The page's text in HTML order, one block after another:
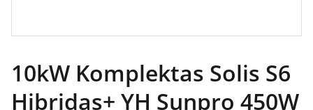
10kW Komplektas Solis S6
Hibridas+ YH Sunpro 450W